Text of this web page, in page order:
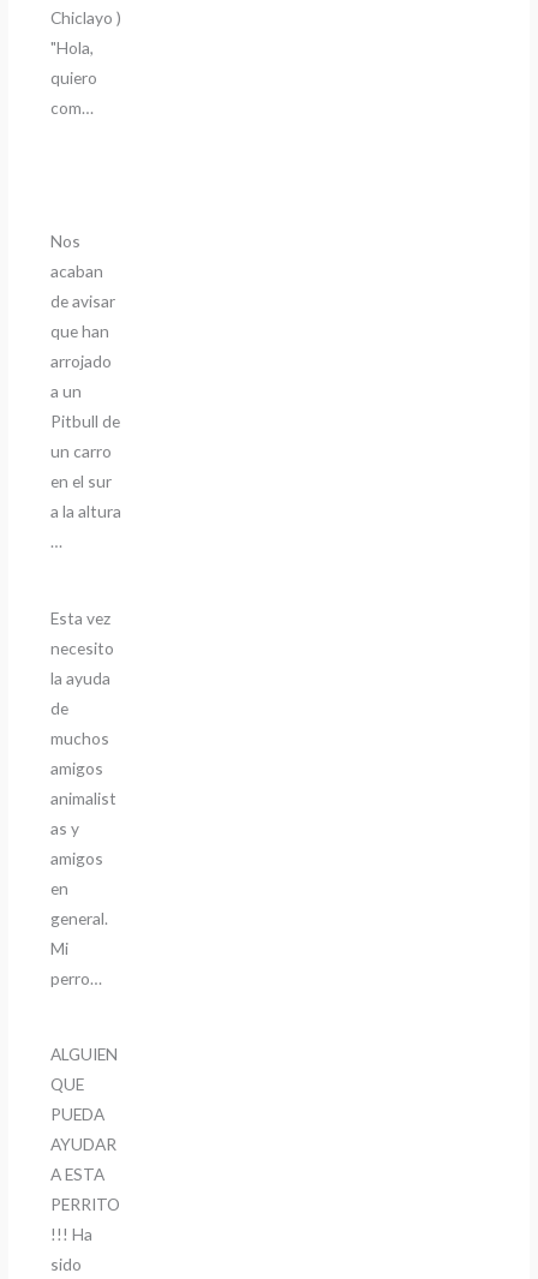
Chiclayo )
"Hola,
quiero
com…
Nos
acaban
de avisar
que han
arrojado
a un
Pitbull de
un carro
en el sur
a la altura
…
Esta vez
necesito
la ayuda
de
muchos
amigos
animalist
as y
amigos
en
general.
Mi
perro…
ALGUIEN
QUE
PUEDA
AYUDAR
A ESTA
PERRITO
!!! Ha
sido